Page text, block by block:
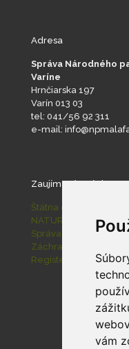
vám
Adresa
Správa Národného
Varíne
Hrnčiarska 197
Varín 013 03
tel: 041/56 92 311
e-mail:
Zaujímavé stránky
Štátna ochrana prírody
NATURA 2000
Správa slovenských
Záchranná stanica
Register ponúkaného